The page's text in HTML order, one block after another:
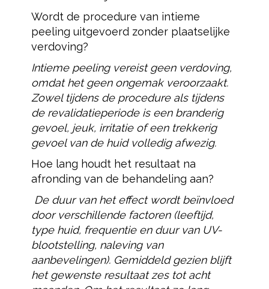
Wordt de procedure van intieme
peeling uitgevoerd zonder plaatselijke
verdoving?
Intieme peeling vereist geen verdoving,
omdat het geen ongemak veroorzaakt.
Zowel tijdens de procedure als tijdens
de revalidatieperiode is een branderig
gevoel, jeuk, irritatie of een trekkerig
gevoel van de huid volledig afwezig.
Hoe lang houdt het resultaat na
afronding van de behandeling aan?
De duur van het effect wordt beïnvloed
door verschillende factoren (leeftijd,
type huid, frequentie en duur van UV-
blootstelling, naleving van
aanbevelingen). Gemiddeld gezien blijft
het gewenste resultaat zes tot acht